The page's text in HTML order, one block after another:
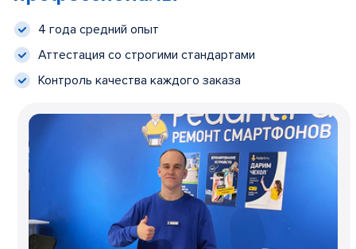
4 года средний опыт
Аттестация со строгими стандартами
Контроль качества каждого заказа